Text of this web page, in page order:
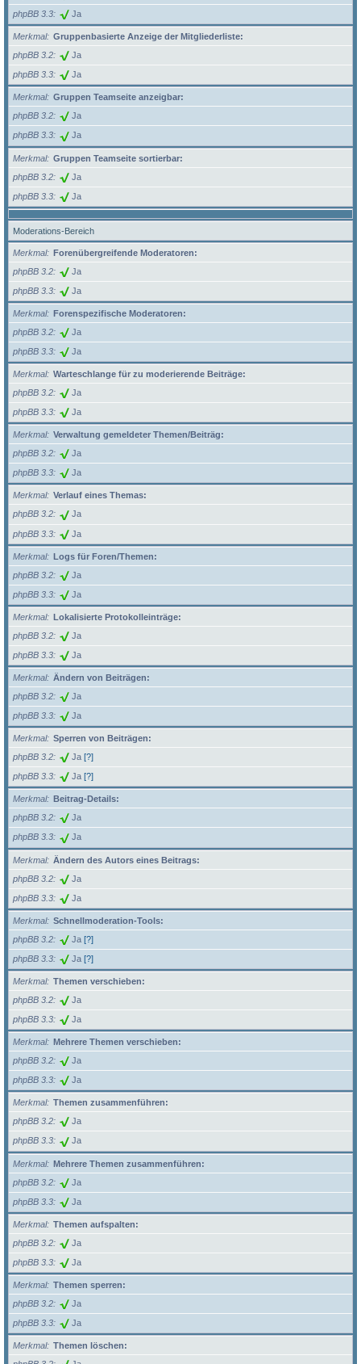
phpBB 3.3 Ja
Merkmal
Gruppenbasierte Anzeige der Mitgliederliste:
phpBB 3.2
Ja
phpBB 3.3 Ja
Merkmal
Gruppen Teamseite anzeigbar:
phpBB 3.2
Ja
phpBB 3.3 Ja
Merkmal
Gruppen Teamseite sortierbar:
phpBB 3.2
Ja
phpBB 3.3 Ja
Moderations-Bereich
Merkmal
Forenübergreifende Moderatoren:
phpBB 3.2
Ja
phpBB 3.3 Ja
Merkmal
Forenspezifische Moderatoren:
phpBB 3.2
Ja
phpBB 3.3 Ja
Merkmal
Warteschlange für zu moderierende Beiträge:
phpBB 3.2
Ja
phpBB 3.3 Ja
Merkmal
Verwaltung gemeldeter Themen/Beiträg:
phpBB 3.2
Ja
phpBB 3.3 Ja
Merkmal
Verlauf eines Themas:
phpBB 3.2
Ja
phpBB 3.3 Ja
Merkmal
Logs für Foren/Themen:
phpBB 3.2
Ja
phpBB 3.3 Ja
Merkmal
Lokalisierte Protokolleinträge:
phpBB 3.2
Ja
phpBB 3.3 Ja
Merkmal
Ändern von Beiträgen:
phpBB 3.2
Ja
phpBB 3.3 Ja
Merkmal
Sperren von Beiträgen:
phpBB 3.2
Ja [?]
phpBB 3.3 Ja [?]
Merkmal
Beitrag-Details:
phpBB 3.2
Ja
phpBB 3.3 Ja
Merkmal
Ändern des Autors eines Beitrags:
phpBB 3.2
Ja
phpBB 3.3 Ja
Merkmal
Schnellmoderation-Tools:
phpBB 3.2
Ja [?]
phpBB 3.3 Ja [?]
Merkmal
Themen verschieben:
phpBB 3.2
Ja
phpBB 3.3 Ja
Merkmal
Mehrere Themen verschieben:
phpBB 3.2
Ja
phpBB 3.3 Ja
Merkmal
Themen zusammenführen:
phpBB 3.2
Ja
phpBB 3.3 Ja
Merkmal
Mehrere Themen zusammenführen:
phpBB 3.2
Ja
phpBB 3.3 Ja
Merkmal
Themen aufspalten:
phpBB 3.2
Ja
phpBB 3.3 Ja
Merkmal
Themen sperren:
phpBB 3.2
Ja
phpBB 3.3 Ja
Merkmal
Themen löschen: